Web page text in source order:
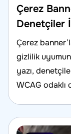
Çerez
Denetçiler
Çerez
gizlilik
yazı,
WCAG odaklı